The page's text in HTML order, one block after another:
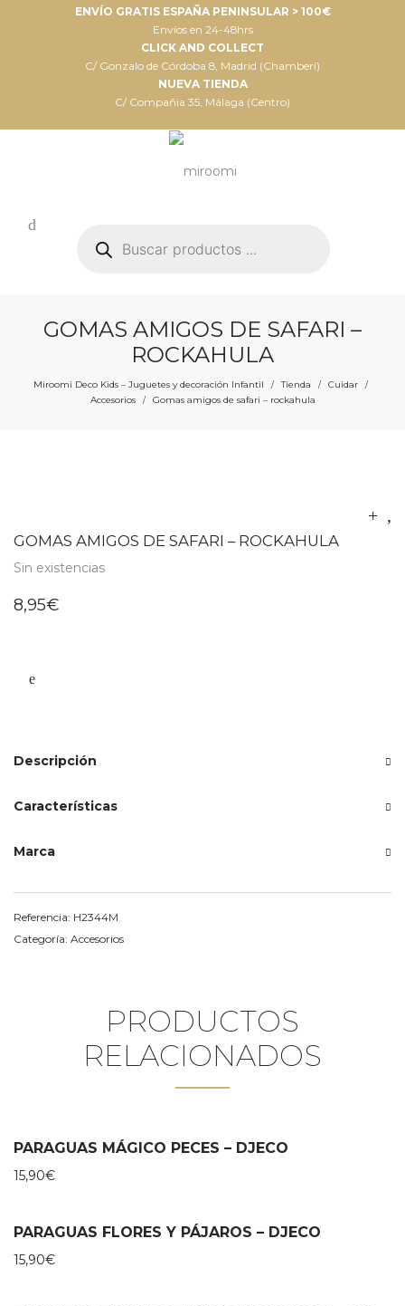
ENVÍO GRATIS ESPAÑA PENINSULAR > 100€
Envíos en 24-48hrs
CLICK AND COLLECT
C/ Gonzalo de Córdoba 8, Madrid (Chamberí)
NUEVA TIENDA
C/ Compañia 35, Málaga (Centro)
productos
GOMAS AMIGOS DE SAFARI –
ROCKAHULA
Miroomi Deco Kids – Juguetes y decoración Infantil / Tienda / Cuidar /
Accesorios / Gomas amigos de safari – rockahula
GOMAS AMIGOS DE SAFARI – ROCKAHULA
Sin existencias
8,95€
Descripción
Características
Marca
Referencia: H2344M
Categoría: Accesorios
PRODUCTOS
RELACIONADOS
PARAGUAS MÁGICO PECES – DJECO
15,90€
PARAGUAS FLORES Y PÁJAROS – DJECO
15,90€